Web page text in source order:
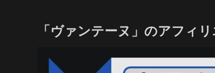
「ヴァンテーヌ」のアフィ